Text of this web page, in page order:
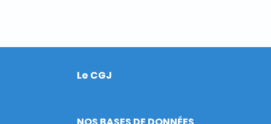
Footer
Le CGJ